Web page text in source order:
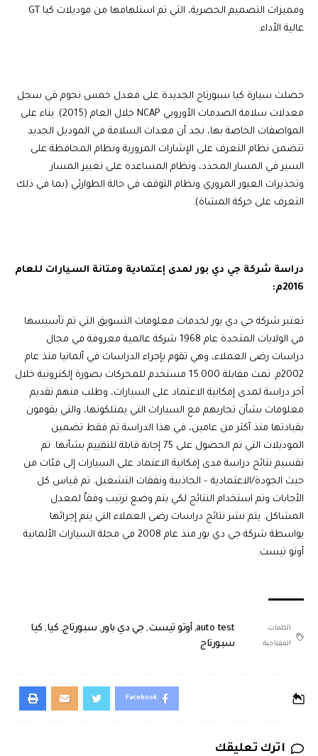
ومميزات التصميم الحصرية، التي تم استلهامها من موديلات كيا GT
عالية الأداء.
حصلت سيارة كيا سبورتاج الجديدة على معدل خمس نجوم في سجل
معدلات سلامة الصدمات الأوروبي NCAP خلال العام (2015). بناء على
المواصفات الخاصة بها، نجد أن معدات السلامة في الموديل الجديد
تتضمن نظام التعرف على الإشارات المرورية ونظام المحافظة على
السير في المسار المحدد، ونظام المساعدة على تغيير المسار
وتحذيرات العبور المروري ونظام التوقف في حالة الطوارئي (بما في ذلك
التعرف على حركة المشاة).
دراسة شركة جي دي بور لمدى إعتمادية ومتانة السيارات للعام
2016م:
تعتبر شركة جي دي بور لخدمات معلومات التسويق التي تم تأسيسها
في الولايات المتحدة عام 1968 شركة عالمية معروفة في مجال
دراسات رضى العملاء، وهي تقوم بإجراء الدراسات في ألمانيا منذ عام
2002م. تمت مقابلة 15.000 مستخدم للمحركات بصورة إلكترونية خلال
آخر دراسة لمدى إمكانية الاعتماد على السيارات، وطلب منهم تقديم
معلومات بشأن تجاربهم مع السيارات التي يمتلكونها، والتي يقومون
بقيادتها منذ أكثر من عامين، في هذا الدراسة تم فقط تضمين
الموديلات التي تم الحصول على 75 إجابة قابلة للتقييم بشأنها. تم
تقسيم نتائج دراسة مدى إمكانية الاعتماد على السيارات إلى فئات من
حيث الجودة/الاعتمادية – الجاذبية ونفقات التشغيل. تم قياس كل
الأجابات وتم استخدام النتائج لكي يتم وضع ترتيب وفقاٌ لمعدل
المشاكل. يتم نشر نتائج دراسات رضى العملاء التي يتم إجرائها
بواسطة شركة جي دي بور منذ عام 2008 في مجلة السيارات الألمانية
أوتو تيست.
الكلمات
المفتاحية:
auto test
, أوتو تيست,جي دي باور, سبورتاج, كيا, كيا
سبورتاج
Facebook
اترك تعليقك